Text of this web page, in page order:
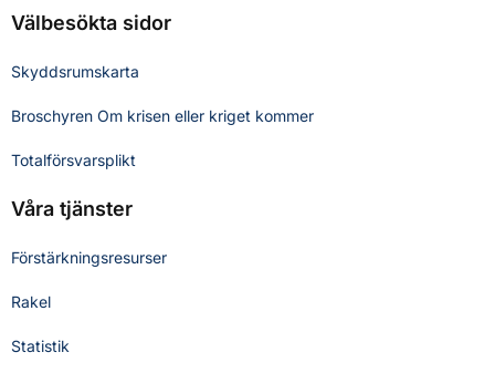
Välbesökta sidor
Skyddsrumskarta
Broschyren Om krisen eller kriget kommer
Totalförsvarsplikt
Våra tjänster
Förstärkningsresurser
Rakel
Statistik